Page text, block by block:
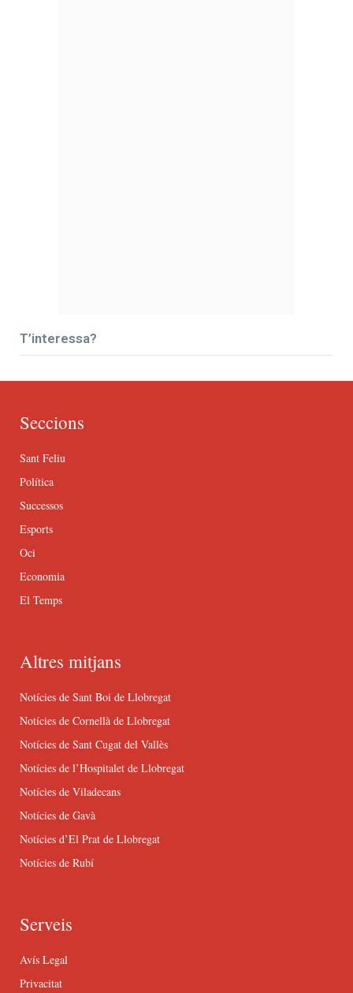
T’interessa?
Seccions
Sant Feliu
Política
Successos
Esports
Oci
Economia
El Temps
Altres mitjans
Notícies de Sant Boi de Llobregat
Notícies de Cornellà de Llobregat
Notícies de Sant Cugat del Vallès
Notícies de l’Hospitalet de Llobregat
Notícies de Viladecans
Notícies de Gavà
Notícies d’El Prat de Llobregat
Notícies de Rubí
Serveis
Avís Legal
Privacitat